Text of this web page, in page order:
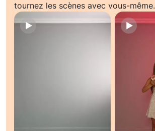
tournez les scènes avec vous-même.